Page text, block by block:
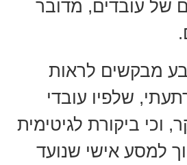
של עובדים, מדובר
מבקשים לראות
שלפיו עובדי
וכי ביקורת לגיטימית
למסע אישי שנועד